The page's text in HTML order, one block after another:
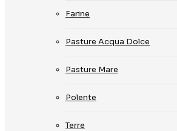
Farine
Pasture Acqua Dolce
Pasture Mare
Polente
Terre